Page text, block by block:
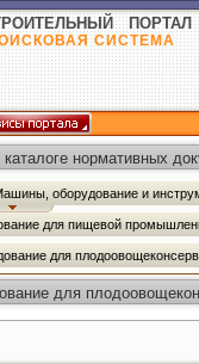
ПОРТАЛ
СИСТЕМА
нормативных
оборудование и
для пищевой
для
для
Каталог ТУ